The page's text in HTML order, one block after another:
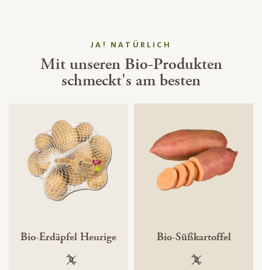
JA! NATÜRLICH
Mit unseren Bio-Produkten
schmeckt's am besten
Bio-Erdäpfel Heurige
100 % gentechnikfrei
Bio-Süßkartoffel
100 %